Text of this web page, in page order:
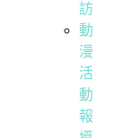
訪
動
漫
活
動
報